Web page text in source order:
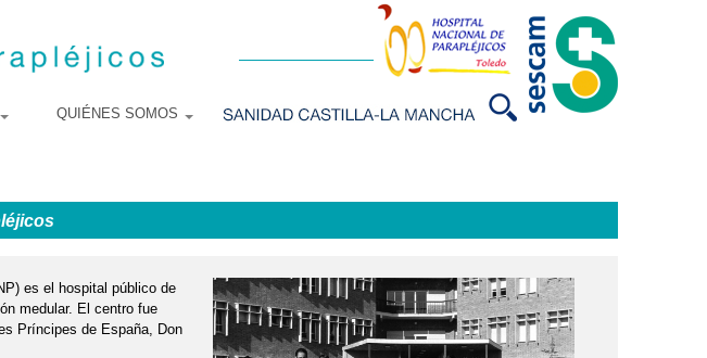
QUIÉNES SOMOS
es el hospital público de
medular. El centro fue
Príncipes de España, Don